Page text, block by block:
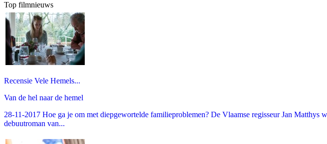
Top filmnieuws
Recensie Vele Hemels...
Van de hel naar de hemel
28-11-2017 Hoe ga je om met diepgewortelde familieproblemen? De Vlaamse regisseur Jan
debuutroman van...